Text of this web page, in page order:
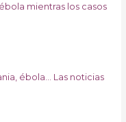
mientras los casos
ébola… Las noticias